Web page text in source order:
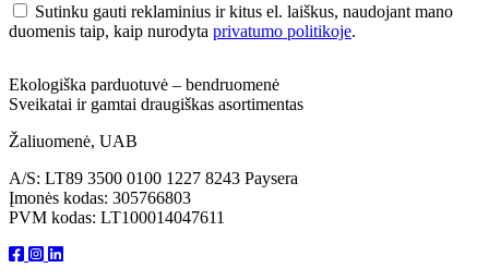
Sutinku gauti reklaminius ir kitus el. laiškus, naudojant mano
duomenis taip, kaip nurodyta privatumo politikoje.
Ekologiška parduotuvė – bendruomenė
Sveikatai ir gamtai draugiškas asortimentas
Žaliuomenė, UAB
A/S: LT89 3500 0100 1227 8243 Paysera
Įmonės kodas: 305766803
PVM kodas: LT100014047611